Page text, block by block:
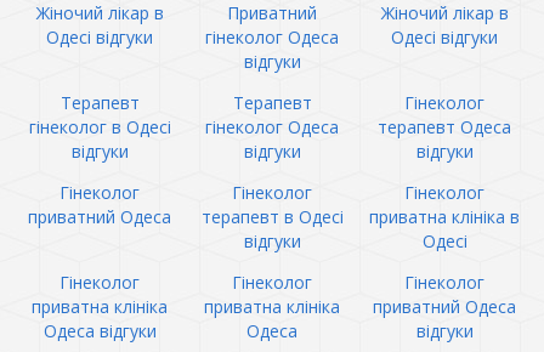
Жіночий лікар в
Одесі відгуки
Приватний
гінеколог Одеса
відгуки
Жіночий лікар в
Одесі відгуки
Терапевт
гінеколог в Одесі
відгуки
Терапевт
гінеколог Одеса
відгуки
Гінеколог
терапевт Одеса
відгуки
Гінеколог
приватний Одеса
Гінеколог
терапевт в Одесі
відгуки
Гінеколог
приватна клініка в
Одесі
Гінеколог
приватна клініка
Одеса відгуки
Гінеколог
приватна клініка
Одеса
Гінеколог
приватний Одеса
відгуки